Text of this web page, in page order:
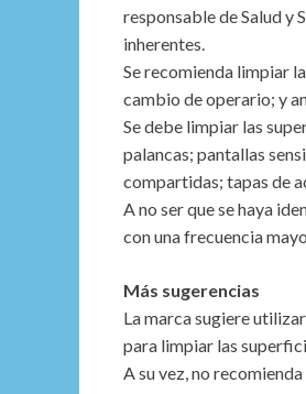
responsable de Salud y
inherentes.
Se recomienda limpiar
cambio de operario; y
Se debe limpiar las
palancas; pantallas
compartidas; tapas de
A no ser que se haya
con una frecuencia
Más sugerencias
La marca sugiere
para limpiar las
A su vez, no